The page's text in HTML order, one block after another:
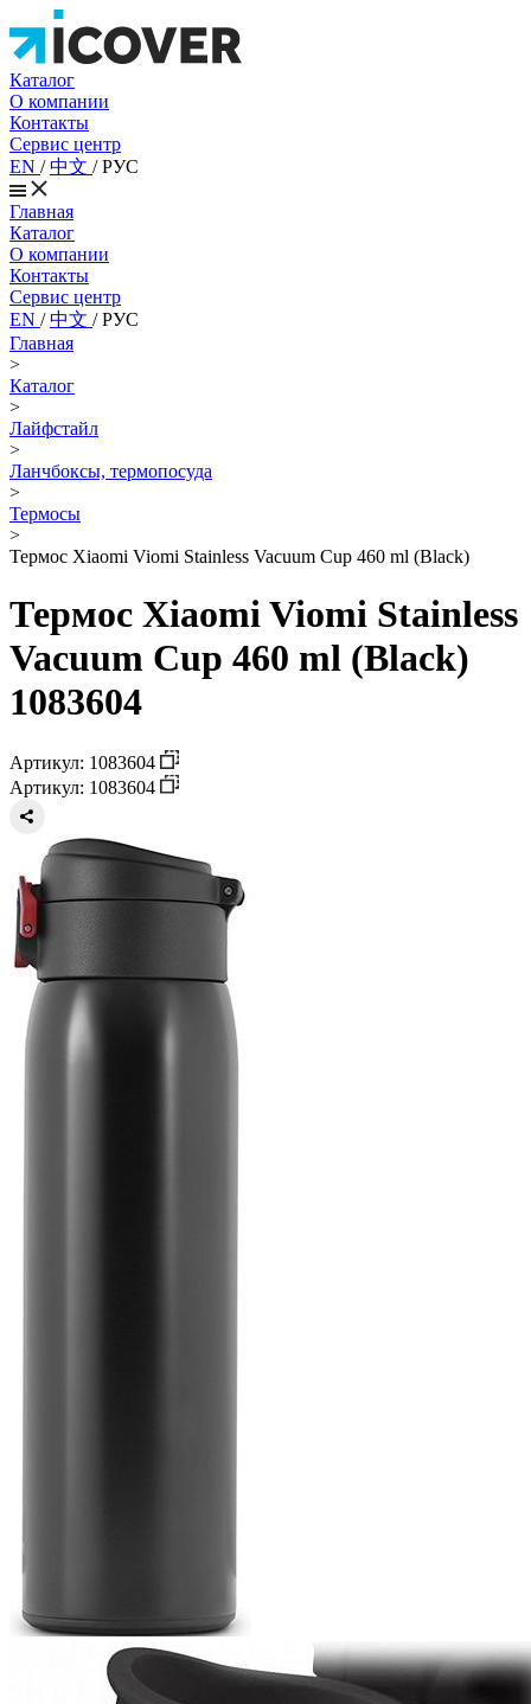
Каталог
О компании
Контакты
Сервис центр
EN /中文 /РУС
Главная
Каталог
О компании
Контакты
Сервис центр
EN /中文 /РУС
Главная
>
Каталог
>
Лайфстайл
>
Ланчбоксы, термопосуда
>
Термосы
>
Термос Xiaomi Viomi Stainless Vacuum Cup 460 ml (Black)
Термос Xiaomi Viomi Stainless
Vacuum Cup 460 ml (Black)
1083604
Артикул: 1083604
Артикул: 1083604